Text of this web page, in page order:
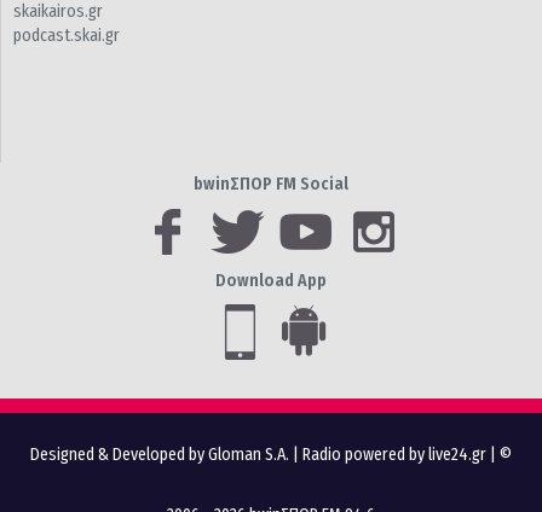
skaikairos.gr
podcast.skai.gr
bwinΣΠΟΡ FM Social
Download App
Designed & Developed by Gloman S.A. Radio powered by live24.gr | ©